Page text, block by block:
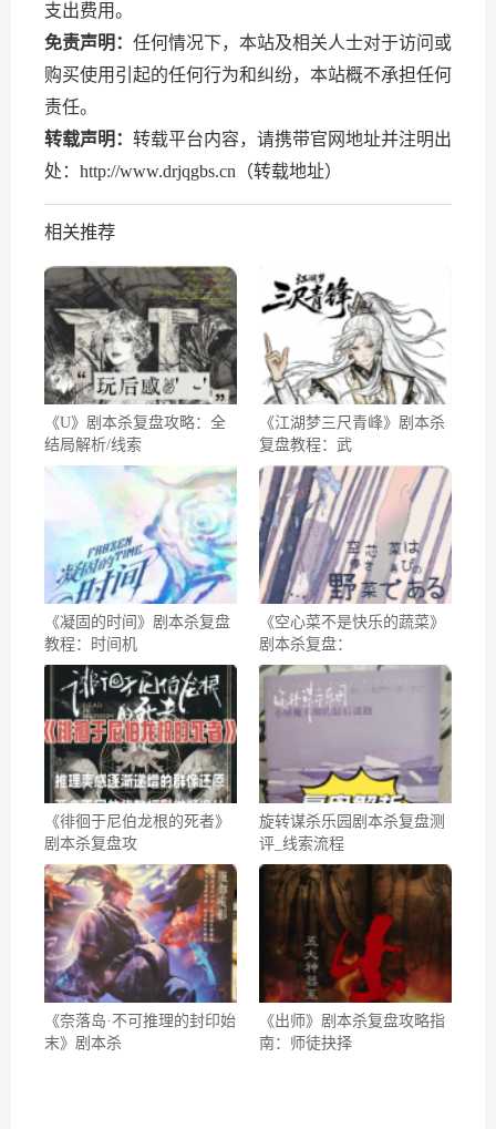
支出费用。
免责声明： 任何情况下，本站及相关人士对于访问或
购买使用引起的任何行为和纠纷，本站概不承担任何
责任。
转载声明： 转载平台内容，请携带官网地址并注明出
处：http://www.drjqgbs.cn（转载地址）
相关推荐
《U》剧本杀复盘攻略：全
结局解析/线索
《江湖梦三尺青峰》剧本杀
复盘教程：武
《凝固的时间》剧本杀复盘
教程：时间机
《空心菜不是快乐的蔬菜》
剧本杀复盘：
《徘徊于尼伯龙根的死者》
剧本杀复盘攻
旋转谋杀乐园剧本杀复盘测
评_线索流程
《奈落岛·不可推理的封印始
末》剧本杀
《出师》剧本杀复盘攻略指
南：师徒抉择